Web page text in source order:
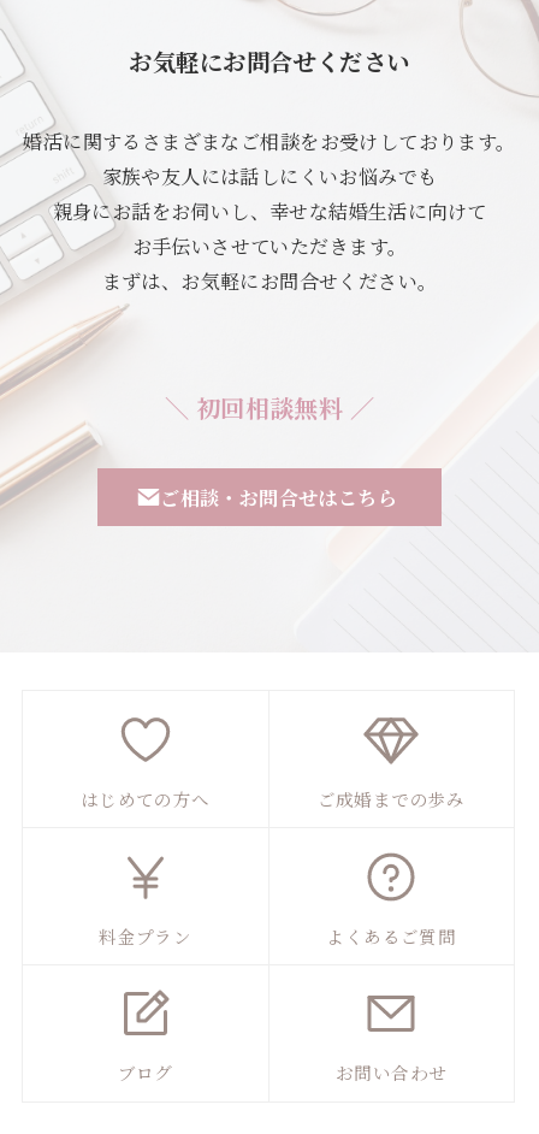
お気軽にお問合せください
婚活に関するさまざまなご相談をお受けしております。
家族や友人には話しにくいお悩みでも
親身にお話をお伺いし、幸せな結婚生活に向けて
お手伝いさせていただきます。
まずは、お気軽にお問合せください。
＼ 初回相談無料 ／
ご相談・お問合せはこちら
はじめての方へ ご成婚までの歩み
料金プラン よくあるご質問
ブログ お問い合わせ